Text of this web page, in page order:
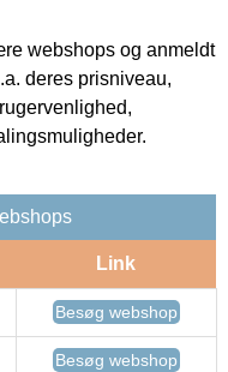
webshops og anmeldt
deres prisniveau,
Link
Besøg webshop
Besøg webshop